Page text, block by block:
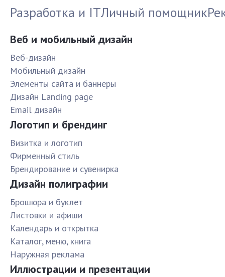
Разработка и ITЛичный помощник
Веб и мобильный дизайн
Веб-дизайн
Мобильный дизайн
Элементы сайта и баннеры
Дизайн Landing page
Email дизайн
Логотип и брендинг
Визитка и логотип
Фирменный стиль
Брендирование и сувенирка
Дизайн полиграфии
Брошюра и буклет
Листовки и афиши
Календарь и открытка
Каталог, меню, книга
Наружная реклама
Иллюстрации и презентации